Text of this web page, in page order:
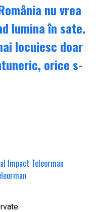
nu vrea
lumina în sate.
locuiesc doar
orice s-
Impact Teleorman